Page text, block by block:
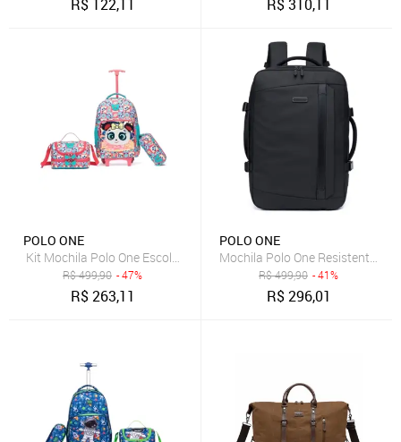
R$ 122,11 R$310,11
POLO ONE
Kit Mochila Polo One Escolar De Rodinha Panda Infantil Lancheira
R$499,90 - 47%
R$263,11
POLO ONE
Mochila Polo One Resistente
R$499,90 - 41%
R$296,01